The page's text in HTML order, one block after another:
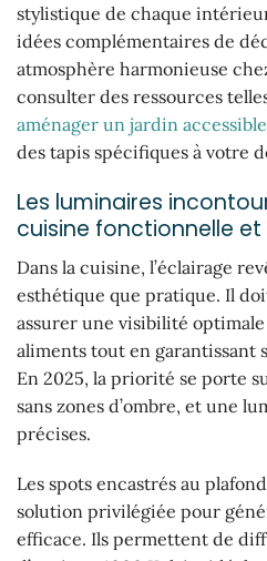
stylistique de chaque
idées complémentaires de
atmosphère harmonieuse
consulter des ressources
aménager un jardin accessible
des tapis spécifiques à votre
Les luminaires
cuisine fonctionnelle et
Dans la cuisine, l’éclairage
esthétique que pratique. Il
assurer une visibilité
aliments tout en garantissant
En 2025, la priorité se porte
sans zones d’ombre, et une
précises.
Les spots encastrés au
solution privilégiée pour
efficace. Ils permettent de